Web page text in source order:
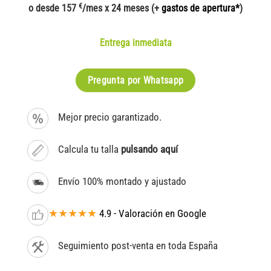
o desde 157 €/mes x 24 meses (+ gastos de apertura*)
Entrega inmediata
Pregunta por Whatsapp
Mejor precio garantizado.
Calcula tu talla pulsando aquí
Envío 100% montado y ajustado
★★★★★ 4.9 - Valoración en Google
Seguimiento post-venta en toda España